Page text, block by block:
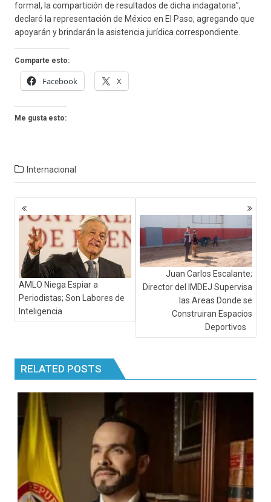
formal, la compartición de resultados de dicha indagatoria”,
declaró la representación de México en El Paso, agregando que
apoyarán y brindarán la asistencia jurídica correspondiente.
Comparte esto:
Facebook X
Me gusta esto:
Internacional
Navegación
de
entradas
AMLO Niega Espiar a
Periodistas; Son Labores de
Inteligencia
Juan Carlos Escalante;
Director del IMDEJ Supervisa
las Areas Donde se
Construiran Espacios
Deportivos
RELATED POSTS